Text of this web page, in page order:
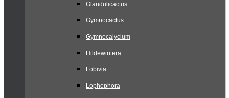
Glandulicactus
Gymnocactus
Gymnocalycium
Hildewintera
Lobivia
Lophophora